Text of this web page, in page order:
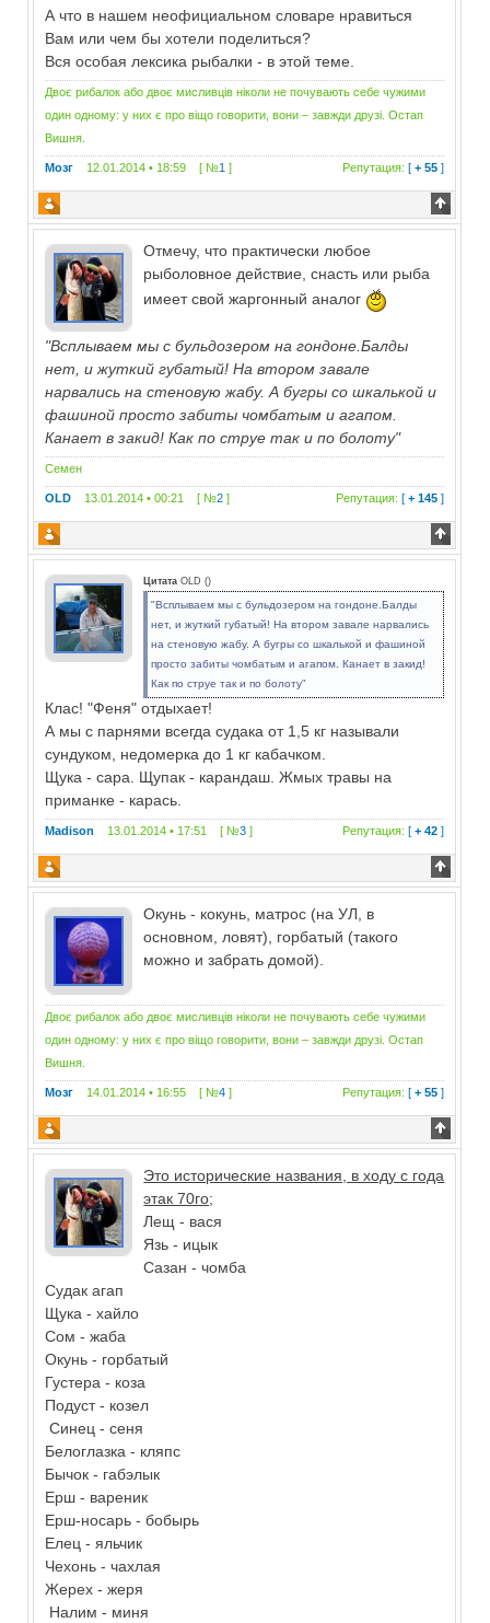
А что в нашем неофициальном словаре нравиться
Вам или чем бы хотели поделиться?
Вся особая лексика рыбалки - в этой теме.
Двоє рибалок або двоє мисливців ніколи не почувають себе чужими
один одному: у них є про віщо говорити, вони – завжди друзі. Остап
Вишня.
Мозг 12.01.2014 • 18:59 [ №1 ] Репутация: [+ 55 ]
Отмечу, что практически любое
рыболовное действие, снасть или рыба
имеет свой жаргонный аналог
"Всплываем мы с бульдозером на гондоне.Балды
нет, и жуткий губатый! На втором завале
нарвались на стеновую жабу. А бугры со шкалькой и
фашиной просто забиты чомбатым и агапом.
Канает в закид! Как по струе так и по болоту"
Семен
OLD 13.01.2014 • 00:21 [ №2 ] Репутация: [+ 145 ]
Цитата OLD ()
"Всплываем мы с бульдозером на гондоне.Балды
нет, и жуткий губатый! На втором завале нарвались
на стеновую жабу. А бугры со шкалькой и фашиной
просто забиты чомбатым и агапом. Канает в закид!
Как по струе так и по болоту"
Клас! "Феня" отдыхает!
А мы с парнями всегда судака от 1,5 кг называли
сундуком, недомерка до 1 кг кабачком.
Щука - сара. Щупак - карандаш. Жмых травы на
приманке - карась.
Madison 13.01.2014 • 17:51 [ №3 ] Репутация: [+ 42 ]
Окунь - кокунь, матрос (на УЛ, в
основном, ловят), горбатый (такого
можно и забрать домой).
Двоє рибалок або двоє мисливців ніколи не почувають себе чужими
один одному: у них є про віщо говорити, вони – завжди друзі. Остап
Вишня.
Мозг 14.01.2014 • 16:55 [ №4 ] Репутация: [+ 55 ]
Это исторические названия, в ходу с года
этак 70го;
Лещ - вася
Язь - ицык
Сазан - чомба
Судак агап
Щука - хайло
Сом - жаба
Окунь - горбатый
Густера - коза
Подуст - козел
Синец - сеня
Белоглазка - кляпс
Бычок - габэлык
Ерш - вареник
Ерш-носарь - бобырь
Елец - яльчик
Чехонь - чахлая
Жерех - жеря
Налим - миня